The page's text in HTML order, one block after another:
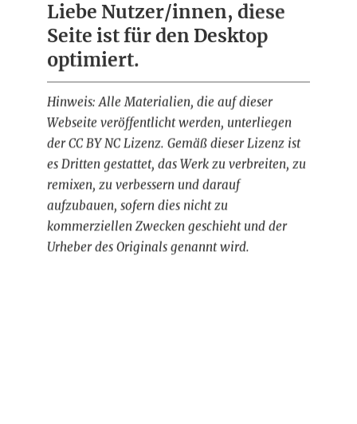
Liebe Nutzer/innen, diese
Seite ist für den Desktop
optimiert.
Hinweis: Alle Materialien, die auf dieser
Webseite veröffentlicht werden, unterliegen
der CC BY NC Lizenz. Gemäß dieser Lizenz ist
es Dritten gestattet, das Werk zu verbreiten, zu
remixen, zu verbessern und darauf
aufzubauen, sofern dies nicht zu
kommerziellen Zwecken geschieht und der
Urheber des Originals genannt wird.